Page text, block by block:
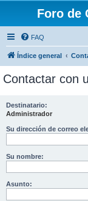
Foro de
FAQ
Índice general
Contactar con
Destinatario:
Administrador
Su dirección de correo
Su nombre:
Asunto: